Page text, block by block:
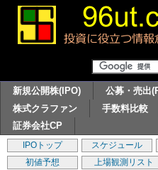
新規公開株(IPO) 公募・売出
株式クラファン
手数料比較
証券会社CP
IPOトップ スケジュール
初値予想
上場観測リスト